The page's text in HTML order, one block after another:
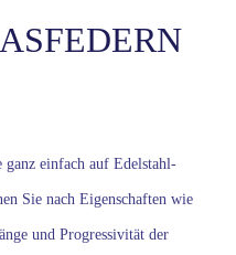
ganz einfach auf Edelstahl-
Sie nach Eigenschaften wie
und Progressivität der